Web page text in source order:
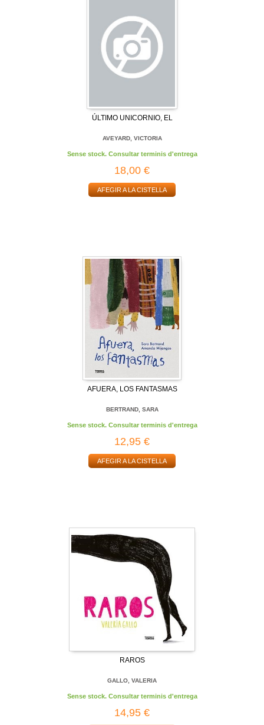
ÚLTIMO UNICORNIO, EL
AVEYARD, VICTORIA
Sense stock. Consultar terminis d'entrega
18,00 €
AFEGIR A LA CISTELLA
AFUERA, LOS FANTASMAS
BERTRAND, SARA
Sense stock. Consultar terminis d'entrega
12,95 €
AFEGIR A LA CISTELLA
RAROS
GALLO, VALERIA
Sense stock. Consultar terminis d'entrega
14,95 €